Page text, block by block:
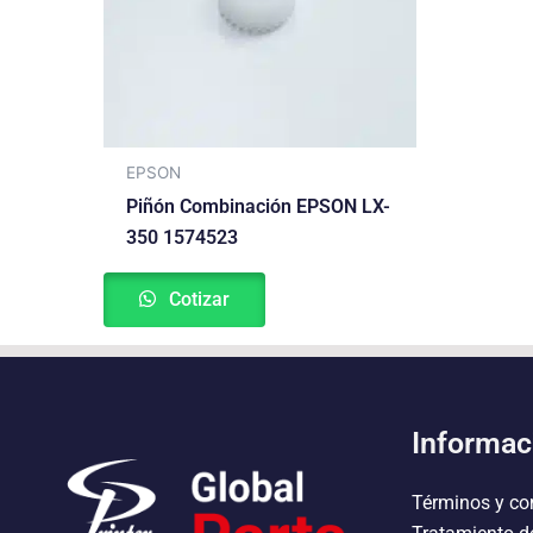
EPSON
Piñón Combinación EPSON LX-
350 1574523
Cotizar
Términos y